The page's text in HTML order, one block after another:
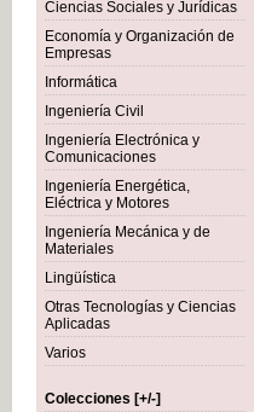
Ciencias Sociales y Jurídicas
Economía y Organización de
Empresas
Informática
Ingeniería Civil
Ingeniería Electrónica y
Comunicaciones
Ingeniería Energética,
Eléctrica y Motores
Ingeniería Mecánica y de
Materiales
Lingüística
Otras Tecnologías y Ciencias
Aplicadas
Varios
Colecciones [+/-]